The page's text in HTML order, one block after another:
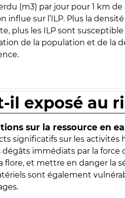
(m3) par jour pour 1 km
influe sur l’ILP. Plus la
plus les ILP sont
de la population et de la
il exposé au
sur la ressource en
significatifs sur les
dégâts immédiats par la
flore, et mettre en danger la
sont également